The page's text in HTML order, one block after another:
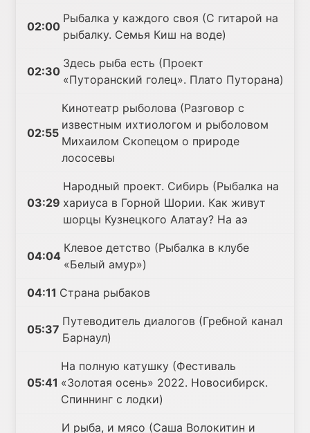
02:00
Рыбалка у каждого своя (С гитарой на
рыбалку. Семья Киш на воде)
02:30
Здесь рыба есть (Проект
«Путоранский голец». Плато Путорана)
02:55
Кинотеатр рыболова (Разговор с
известным ихтиологом и рыболовом
Михаилом Скопецом о природе
лососевы
03:29
Народный проект. Сибирь (Рыбалка на
хариуса в Горной Шории. Как живут
шорцы Кузнецкого Алатау? На аэ
04:04
Клевое детство (Рыбалка в клубе
«Белый амур»)
04:11 Страна рыбаков
05:37
Путеводитель диалогов (Гребной канал
Барнаул)
05:41
На полную катушку (Фестиваль
«Золотая осень» 2022. Новосибирск.
Спиннинг с лодки)
И рыба, и мясо (Саша Волокитин и